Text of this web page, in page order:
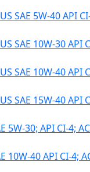
SAE 5W-40 API
SAE 10W-30 API
SAE 10W-40 API
SAE 15W-40 API
5W-30; API CI-4;
10W-40 API CI-4;